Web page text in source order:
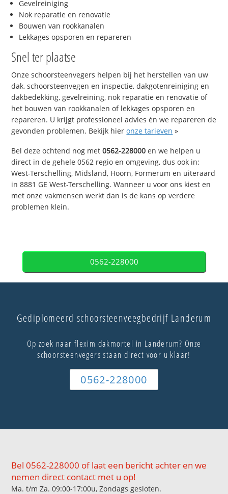
Gevelreiniging
Nok reparatie en renovatie
Bouwen van rookkanalen
Lekkages opsporen en repareren
Snel ter plaatse
Onze schoorsteenvegers helpen bij het herstellen van uw
dak, schoorsteenvegen en inspectie, dakgotenreiniging en
dakbedekking, gevelreining, nok reparatie en renovatie of
het bouwen van rookkanalen of lekkages opsporen en
repareren. U krijgt professioneel advies én we repareren de
gevonden problemen. Bekijk hieronze tarieven »
Bel deze ochtend nog met0562-228000 en we helpen u
direct in de gehele 0562 regio en omgeving, dus ook in:
West-Terschelling, Midsland, Hoorn, Formerum en uiteraard
in 8881 GE West-Terschelling. Wanneer u voor ons kiest en
met onze vakmensen werkt dan is de kans op verdere
problemen klein.
0562-228000
Gediplomeerd schoorsteenveegbedrijf Landerum
Op zoek naar flexim dakmortel in Landerum? Onze
schoorsteenvegers staan direct voor u klaar!
0562-228000
Bel 0562-228000 of laat een bericht achter en we
nemen direct contact met u op!
Ma. t/m Za. 09:00-17:00u, Zondags gesloten.